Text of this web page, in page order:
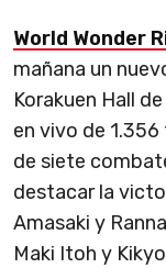
World Wonder
mañana un
Korakuen Hall
en vivo de
de siete
destacar la
Amasaki y
Maki Itoh y